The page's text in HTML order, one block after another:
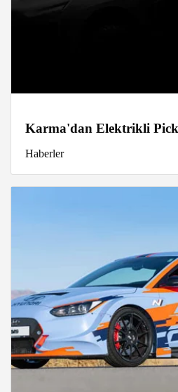
Karma'dan Elektrikli
Haberler